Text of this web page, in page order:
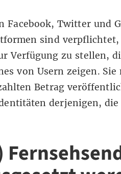
Facebook, Twitter und
sind
Verfügung zu stellen,
von Usern zeigen. Sie
Betrag
derjenigen, die